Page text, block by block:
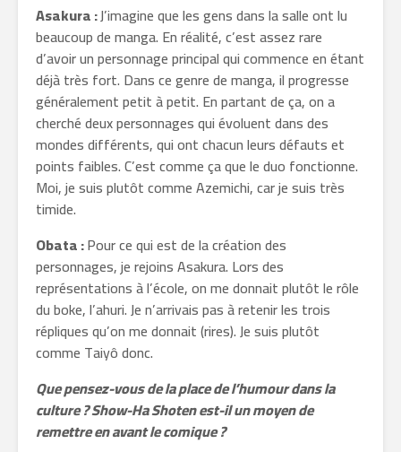
Asakura :J’imagine que les gens dans la salle ont lu
beaucoup de manga. En réalité, c’est assez rare
d’avoir un personnage principal qui commence en étant
déjà très fort. Dans ce genre de manga, il progresse
généralement petit à petit. En partant de ça, on a
cherché deux personnages qui évoluent dans des
mondes différents, qui ont chacun leurs défauts et
points faibles. C’est comme ça que le duo fonctionne.
Moi, je suis plutôt comme Azemichi, car je suis très
timide.
Obata :Pour ce qui est de la création des
personnages, je rejoins Asakura. Lors des
représentations à l’école, on me donnait plutôt le rôle
du boke, l’ahuri. Je n’arrivais pas à retenir les trois
répliques qu’on me donnait (rires). Je suis plutôt
comme Taiyô donc.
Que pensez-vous de la place de l’humour dans la
culture ? Show-Ha Shoten est-il un moyen de
remettre en avant le comique ?